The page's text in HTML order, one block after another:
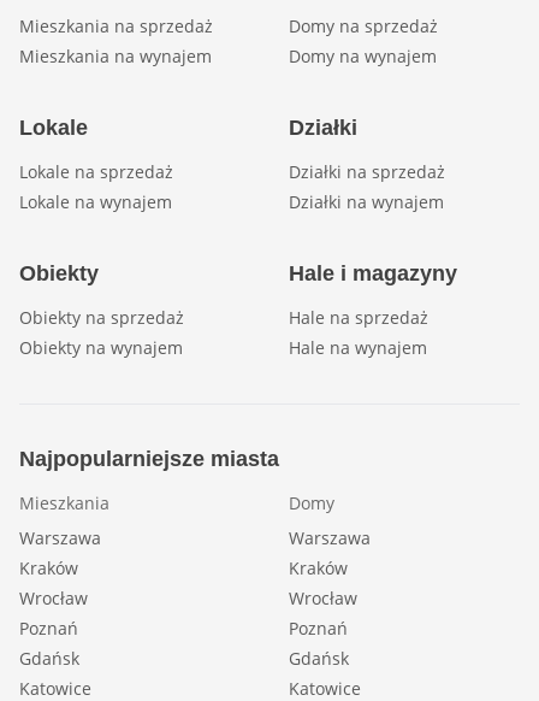
Mieszkania na sprzedaż
Mieszkania na wynajem
Domy na sprzedaż
Domy na wynajem
Lokale
Lokale na sprzedaż
Lokale na wynajem
Działki
Działki na sprzedaż
Działki na wynajem
Obiekty
Obiekty na sprzedaż
Obiekty na wynajem
Hale i magazyny
Hale na sprzedaż
Hale na wynajem
Najpopularniejsze miasta
Mieszkania
Warszawa
Kraków
Wrocław
Poznań
Gdańsk
Katowice
Domy
Warszawa
Kraków
Wrocław
Poznań
Gdańsk
Katowice